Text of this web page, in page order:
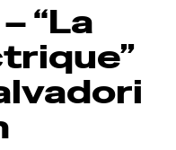
“La